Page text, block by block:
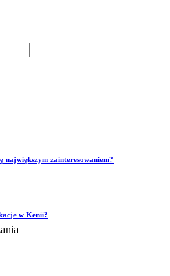
największym zainteresowaniem?
w Kenii?